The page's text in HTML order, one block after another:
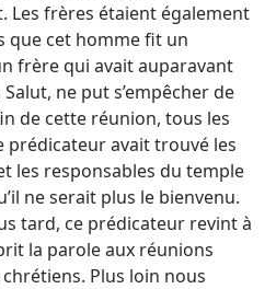
Les frères étaient également
que cet homme fit un
frère qui avait auparavant
ne put s’empêcher de
de cette réunion, tous les
prédicateur avait trouvé les
les responsables du temple
ne serait plus le bienvenu.
tard, ce prédicateur revint à
la parole aux réunions
Plus loin nous